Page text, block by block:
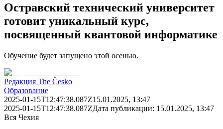
Остравский технический университет
готовит уникальный курс,
посвященный квантовой информатике
Обучение будет запущено этой осенью.
Редакция The Česko
Образование
2025-01-15T12:47:38.087Z15.01.2025, 13:47
2025-01-15T12:47:38.087ZДата публикации: 15.01.2025, 13:47
Вся Чехия